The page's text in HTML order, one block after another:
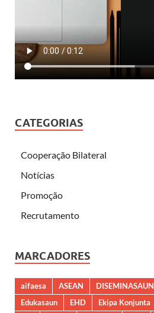
CATEGORIAS
Cooperação Bilateral
Notícias
Promoção
Recrutamento
MARCADORES
aifaesa ASEAN DISEMINASAUN
Edukasaun
EHD Ekipa Konjunta